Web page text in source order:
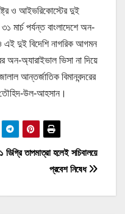
ও আইভরিকোস্টের দুই
মার্চ পর্যন্ত বাংলাদেশে অন-
এই দুই বিদেশি নাগরিক আগমন
অন-অ্যারাইভাল ভিসা না দিয়ে
আন্তর্জাতিক বিমানবন্দরের
উল-আহসান।
ডিগ্রি তাপমাত্রা হলেই সচিবালয়ে
প্রবেশ নিষেধ